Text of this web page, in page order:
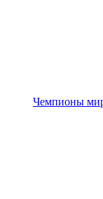
Чемпионы